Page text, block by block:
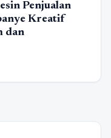
Penjualan
Kreatif
dan